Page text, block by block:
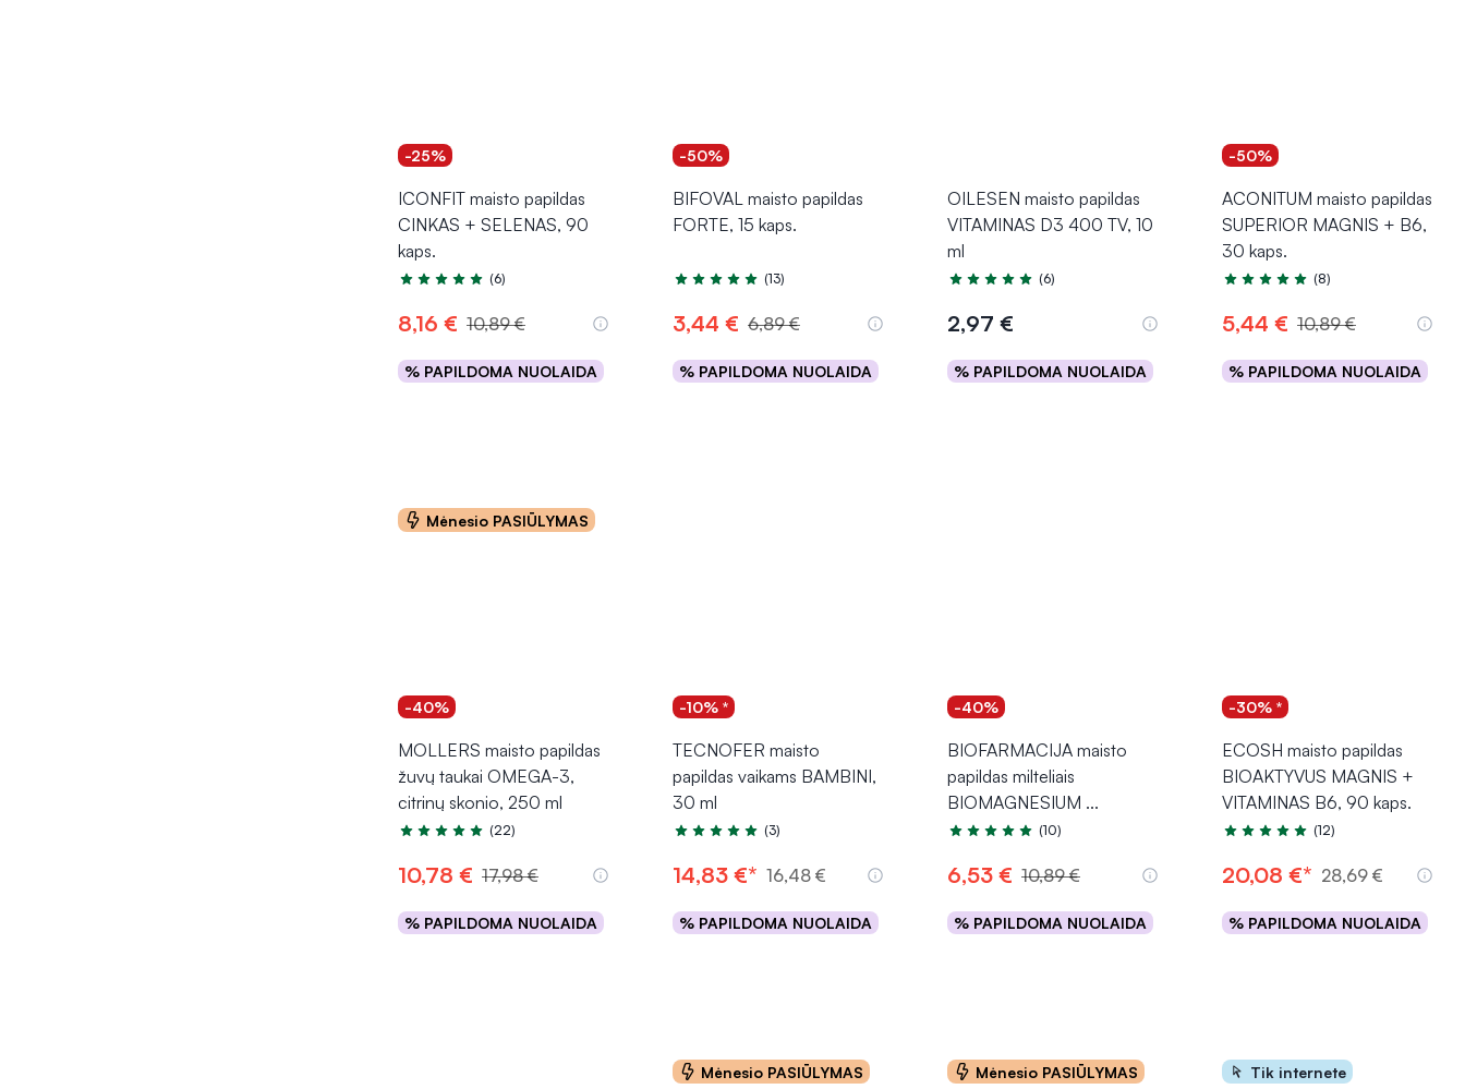
-25%
ICONFIT maisto papildas
CINKAS + SELENAS, 90
kaps.
Įvertinimas 4.7 iš 5
(6)
8,16 € 10,89 €
% PAPILDOMA NUOLAIDA
Į krepšelį
-50%
BIFOVAL maisto papildas
FORTE, 15 kaps.
Įvertinimas 5.0 iš 5
(13)
3,44 € 6,89 €
% PAPILDOMA NUOLAIDA
Į krepšelį
OILESEN maisto papildas
VITAMINAS D3 400 TV, 10
ml
Įvertinimas 4.8 iš 5
(6)
2,97 €
% PAPILDOMA NUOLAIDA
Į krepšelį
-50%
ACONITUM maisto papildas
SUPERIOR MAGNIS + B6,
30 kaps.
Įvertinimas 5.0 iš 5
(8)
5,44 € 10,89 €
% PAPILDOMA NUOLAIDA
Į krepšelį
Mėnesio PASIŪLYMAS
-40%
MOLLERS maisto papildas
žuvų taukai OMEGA-3,
citrinų skonio, 250 ml
Įvertinimas 4.8 iš 5
(22)
10,78 € 17,98 €
% PAPILDOMA NUOLAIDA
Į krepšelį
-10% *
TECNOFER maisto
papildas vaikams BAMBINI,
30 ml
Įvertinimas 4.7 iš 5
(3)
14,83 €* 16,48 €
% PAPILDOMA NUOLAIDA
Į krepšelį
-40%
BIOFARMACIJA maisto
papildas milteliais
BIOMAGNESIUM ...
Įvertinimas 5.0 iš 5
(10)
6,53 € 10,89 €
% PAPILDOMA NUOLAIDA
Į krepšelį
-30% *
ECOSH maisto papildas
BIOAKTYVUS MAGNIS +
VITAMINAS B6, 90 kaps.
Įvertinimas 5.0 iš 5
(12)
20,08 €* 28,69 €
% PAPILDOMA NUOLAIDA
Į krepšelį
Mėnesio PASIŪLYMAS Mėnesio PASIŪLYMAS Tik internete